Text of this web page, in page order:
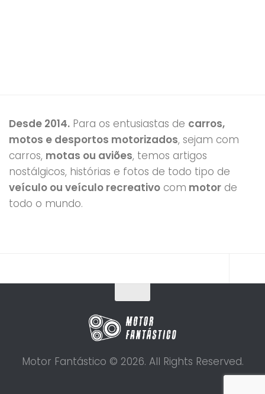
Desde 2014. Para os entusiastas de carros,
motos e desportos motorizados, sejam com
carros, motas ou aviões, temos artigos
nostálgicos, histórias e fotos de todo tipo de
veículo ou veículo recreativo com motor de
todo o mundo.
Motor Fantástico © 2026. All Rights Reserved.